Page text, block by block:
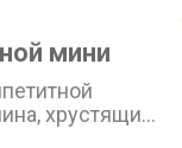
мини
хрустящие